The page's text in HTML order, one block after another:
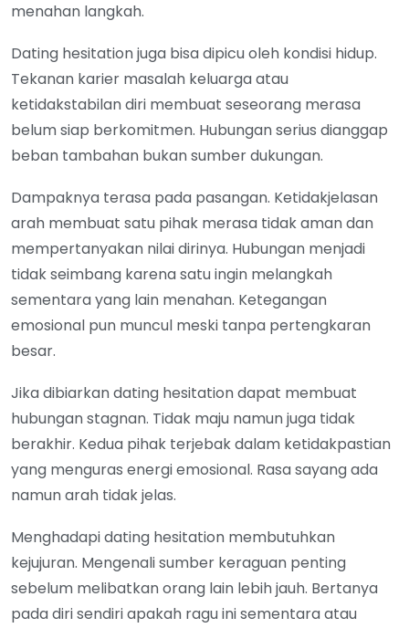
menahan langkah.
Dating hesitation juga bisa dipicu oleh kondisi hidup.
Tekanan karier masalah keluarga atau
ketidakstabilan diri membuat seseorang merasa
belum siap berkomitmen. Hubungan serius dianggap
beban tambahan bukan sumber dukungan.
Dampaknya terasa pada pasangan. Ketidakjelasan
arah membuat satu pihak merasa tidak aman dan
mempertanyakan nilai dirinya. Hubungan menjadi
tidak seimbang karena satu ingin melangkah
sementara yang lain menahan. Ketegangan
emosional pun muncul meski tanpa pertengkaran
besar.
Jika dibiarkan dating hesitation dapat membuat
hubungan stagnan. Tidak maju namun juga tidak
berakhir. Kedua pihak terjebak dalam ketidakpastian
yang menguras energi emosional. Rasa sayang ada
namun arah tidak jelas.
Menghadapi dating hesitation membutuhkan
kejujuran. Mengenali sumber keraguan penting
sebelum melibatkan orang lain lebih jauh. Bertanya
pada diri sendiri apakah ragu ini sementara atau